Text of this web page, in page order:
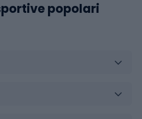
popolari